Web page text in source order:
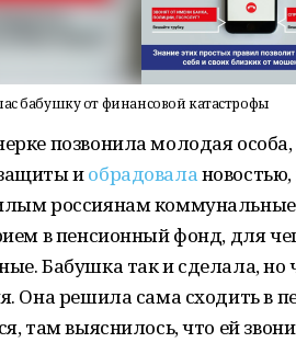
бабушку от финансовой катастрофы
позвонила молодая
иобрадовала
россиянам
в пенсионный фонд, для
Бабушка так и сделала, но
Она решила сама сходить в
там выяснилось, что ей